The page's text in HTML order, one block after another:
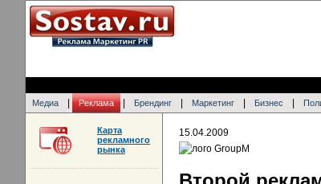
Медиа Реклама Брендинг Маркетинг Бизнес
15.04.2009
Карта
рекламного
рынка